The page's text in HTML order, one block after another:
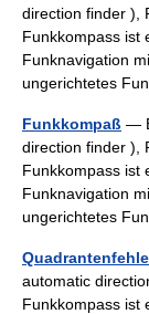
direction finder ),
Funkkompass ist
Funknavigation
ungerichtetes
Funkkompaß —
direction finder ),
Funkkompass ist
Funknavigation
ungerichtetes
automatic
Funkkompass ist